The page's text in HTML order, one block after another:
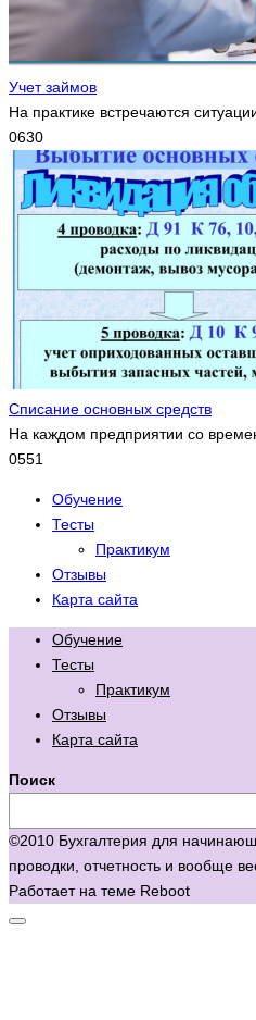
Учет займов
На практике встречаются
0630
Списание основных средств
На каждом предприятии со
0551
Обучение
Тесты
Практикум
Отзывы
Карта сайта
Обучение
Тесты
Практикум
Отзывы
Карта сайта
Поиск
©2010 Бухгалтерия для
проводки, отчетность и вообще
Работает на теме Reboot